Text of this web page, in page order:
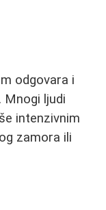
odgovara i
ljudi
intenzivnim
zamora ili